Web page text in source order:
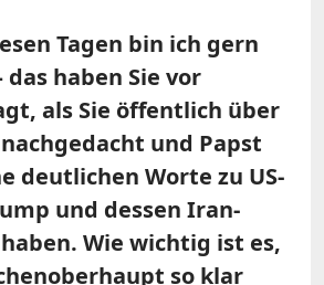
Tagen bin ich gern
haben Sie vor
als Sie öffentlich über
und Papst
deutlichen Worte zu US-
und dessen Iran-
Wie wichtig ist es,
so klar